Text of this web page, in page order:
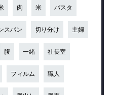
肉 米 パスタ
スパン 切り分け 主婦
腹 一緒 社長室
フィルム 職人